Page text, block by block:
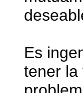
Es
tener la